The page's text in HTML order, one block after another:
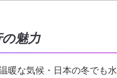
魅力
暖な気候・日本の冬でも